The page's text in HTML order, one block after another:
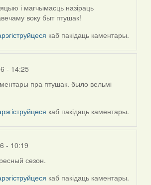
і магчымасць назіраць
воку быт птушак!
каб пакідаць каментары.
- 14:25
пра птушак. было вельмі
каб пакідаць каментары.
- 10:19
сезон.
каб пакідаць каментары.